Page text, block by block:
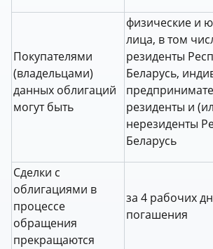
Покупателями
(владельцами)
данных облигаций
могут быть
физические и
лица, в том
резиденты
Беларусь,
резиденты и
нерезиденты
Беларусь
Сделки с
облигациями в
процессе
обращения
прекращаются
за 4 рабочих
погашения